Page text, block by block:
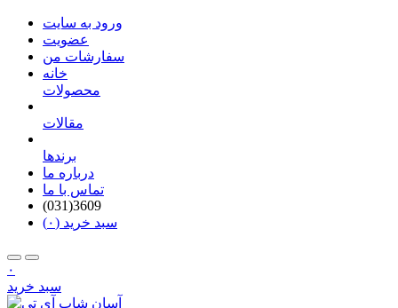
ورود به سایت
عضویت
سفارشات من
خانه
محصولات
مقالات
برندها
درباره ما
تماس با ما
(031)3609
سبد خرید (۰)
۰
سبد خرید